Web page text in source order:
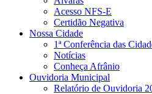
Acesso NFS-E
Certidão Negativa
Nossa Cidade
1ª Conferência das
Notícias
Conheça Afrânio
Ouvidoria Municipal
Relatório de Ouvidoria